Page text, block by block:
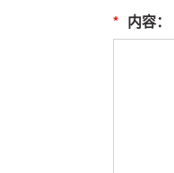
* 内容：